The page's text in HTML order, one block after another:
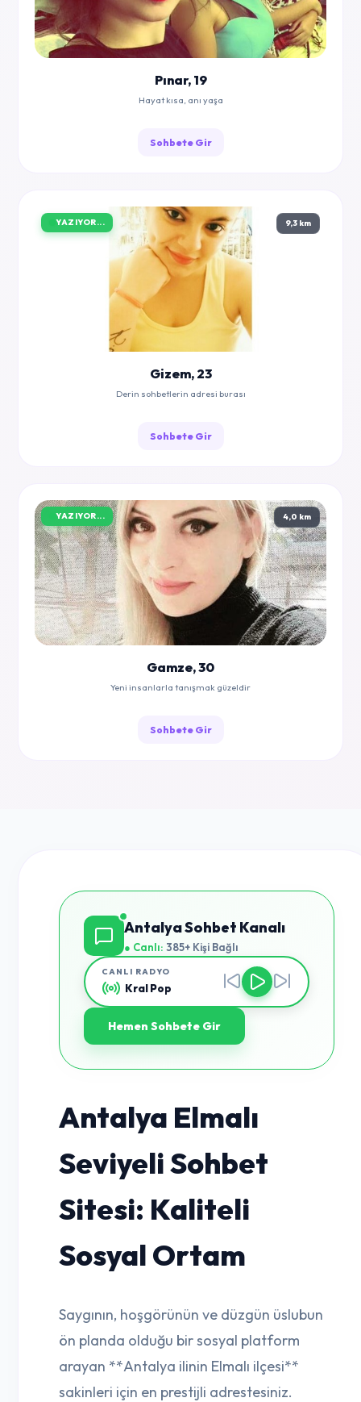
Pınar, 19
Hayat kısa, anı yaşa
Sohbete Gir
YAZIYOR... 9,3 km
Gizem, 23
Derin sohbetlerin adresi burası
Sohbete Gir
YAZIYOR... 4,0 km
Gamze, 30
Yeni insanlarla tanışmak güzeldir
Sohbete Gir
Antalya Sohbet Kanalı
● Canlı: 385+ Kişi Bağlı
CANLI RADYO
Kral Pop
Hemen Sohbete Gir
Antalya Elmalı
Seviyeli Sohbet
Sitesi: Kaliteli
Sosyal Ortam
Saygının, hoşgörünün ve düzgün üslubun
ön planda olduğu bir sosyal platform
arayan **Antalya ilinin Elmalı ilçesi**
sakinleri için en prestijli adrestesiniz.